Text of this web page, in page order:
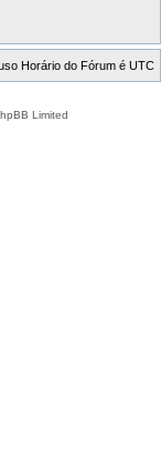
Horário do Fórum é UTC
Limited